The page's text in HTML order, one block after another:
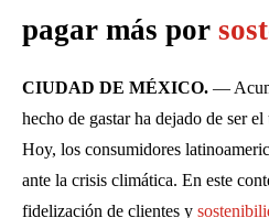
pagar más por
CIUDAD DE MÉXICO. —
hecho de gastar ha dejado de ser
Hoy, los consumidores
ante la crisis climática. En este
fidelización de clientes y